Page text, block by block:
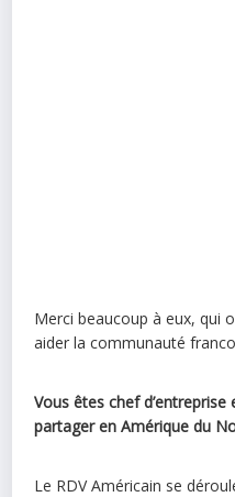
Merci beaucoup à eux, qui
aider la communauté
Vous êtes chef
partager en Amérique du
Le RDV Américain se